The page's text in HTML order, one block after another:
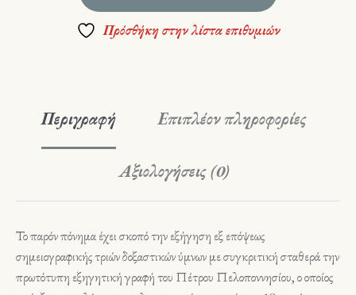
Πρόσθήκη στην λίστα επιθυμιών
Περιγραφή Επιπλέον πληροφορίες
Αξιολογήσεις (0)
Το παρόν πόνημα έχει σκοπό την εξήγηση εξ επόψεως
σημειογραφικής τριών δοξαστικών ύμνων με συγκριτική σταθερά την
πρωτότυπη εξηγητική γραφή του Πέτρου Πελοποννησίου, ο οποίος